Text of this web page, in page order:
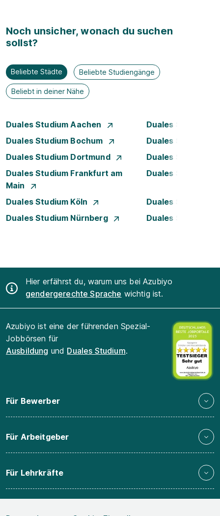
Noch unsicher, wonach du suchen
sollst?
Beliebte Städte Beliebte Studiengänge
Beliebt in deiner Nähe
Duales Studium Aachen
Duales Studium
Duales Studium Bochum
Duales Studium
Duales Studium Dortmund
Duales Studium
Duales Studium Frankfurt am
Main
Duales Studium
Duales Studium Köln
Duales Studium
Duales Studium Nürnberg
Duales Studium
Hier erfährst du, warum uns bei Azubiyo
gendergerechte Sprache wichtig ist.
Azubiyo ist eine der führenden Spezial-
Jobbörsen für
Ausbildung und Duales Studium.
Für Bewerber
Für Arbeitgeber
Für Lehrkräfte